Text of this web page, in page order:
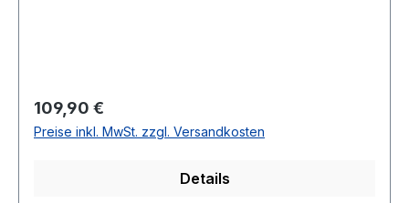
Polyamid30 ° waschbarModell Nr.: 56-
614104Farbe: 6301
Regulärer Preis:
109,90 €
Preise inkl. MwSt. zzgl. Versandkosten
Details